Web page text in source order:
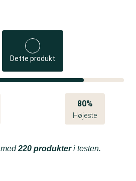
Dette produkt
80%
Højeste
220 produkteri testen.